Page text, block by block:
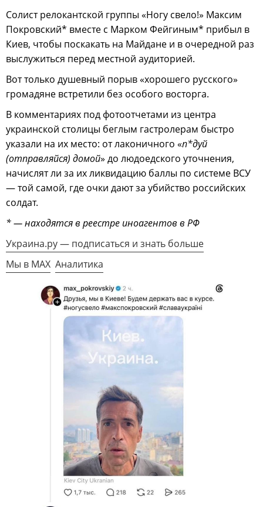
Солист релокантской группы «Ногу свело!» Максим
Покровский* вместе с Марком Фейгиным* прибыл в
Киев, чтобы поскакать на Майдане и в очередной раз
выслужиться перед местной аудиторией.
Вот только душевный порыв «хорошего русского»
громадяне встретили без особого восторга.
В комментариях под фотоотчетами из центра
украинской столицы беглым гастролерам быстро
указали на их место: от лаконичного «п*дуй
(отправляйся) домой» до людоедского уточнения,
начислят ли за их ликвидацию баллы по системе ВСУ
— той самой, где очки дают за убийство российских
солдат.
* — находятся в реестре иноагентов в РФ
Украина.ру — подписаться и знать больше
Мы в MAX Аналитика